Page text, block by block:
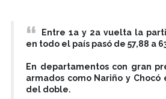
Entre 1a y 2a vuelta la
en todo el país pasó de 57,88 a
En departamentos con gran
armados como Nariño y
del doble.